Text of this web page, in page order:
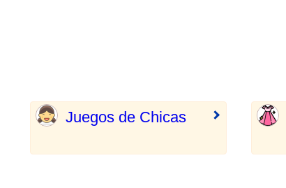
Juegos de Chicas